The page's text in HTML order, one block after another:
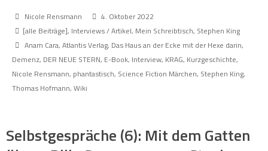
Nicole Rensmann
4. Oktober 2022
[alle Beiträge], Interviews / Artikel, Mein Schreibtisch, Stephen King
Anam Cara, Atlantis Verlag, Das Haus an der Ecke mit der Hexe darin,
Demenz, DER NEUE STERN, E-Book, Interview, KRAG, Kurzgeschichte,
Nicole Rensmann, phantastisch, Science Fiction Märchen, Stephen King,
Thomas Hofmann, Wiki
Selbstgespräche (6): Mit dem Gatten